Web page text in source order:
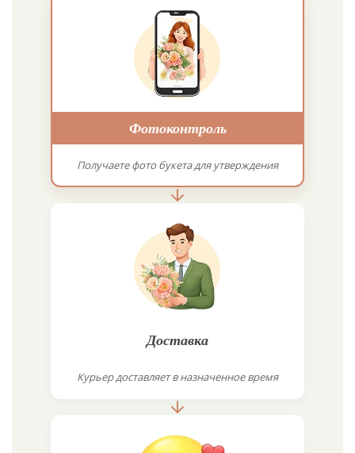
Фотоконтроль
Получаете фото букета для утверждения
Доставка
Курьер доставляет в назначенное время